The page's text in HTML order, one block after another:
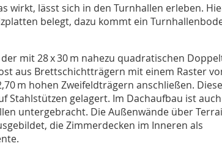
wirkt, lässt sich in den Turnhallen erleben.
belegt, dazu kommt ein
mit 28 x 30 m nahezu quadratischen
aus Brettschichtträgern mit einem Raster
m hohen Zweifeldträgern anschließen.
Stahlstützen gelagert. Im Dachaufbau ist
untergebracht. Die Außenwände über
die Zimmerdecken im Inneren als